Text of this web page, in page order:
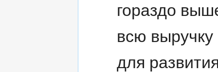
гораздо
всю выручку
для